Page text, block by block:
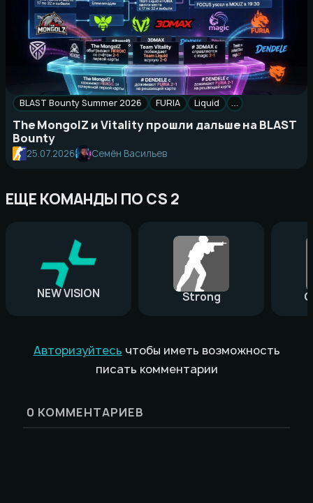
BLAST Bounty Summer 2026 FURIA Liquid …
The MongolZ и Vitality прошли дальше на BLAST
Bounty
25.07.2026 Семён Васильев
ЕЩЕ КОМАНДЫ ПО CS 2
NEW VISION Strong
Авторизуйтесь чтобы иметь возможность
писать комментарии
0 КОММЕНТАРИЕВ